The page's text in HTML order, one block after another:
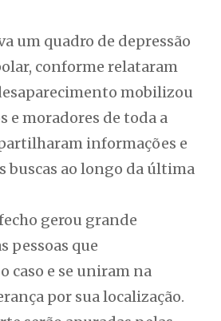
um quadro de depressão
conforme relataram
mobilizou
e moradores de toda a
informações e
buscas ao longo da última
gerou grande
pessoas que
caso e se uniram na
por sua localização.